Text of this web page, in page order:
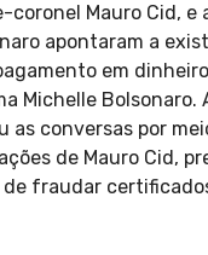
Mauro Cid, e
apontaram a
em
Michelle Bolsonaro.
as conversas por
de Mauro Cid,
de fraudar